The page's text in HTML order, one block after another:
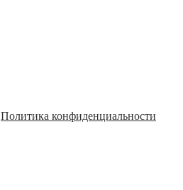
Политика конфиденциальности